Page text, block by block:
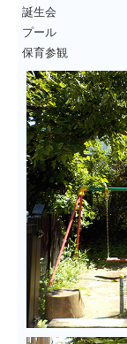
誕生会
プール
保育参観